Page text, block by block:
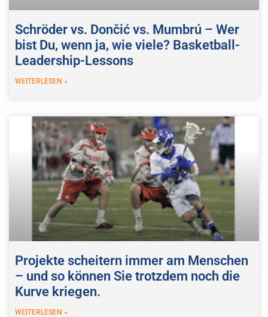
Schröder vs. Dončić vs. Mumbrú – Wer
bist Du, wenn ja, wie viele? Basketball-
Leadership-Lessons
WEITERLESEN »
Projekte scheitern immer am Menschen
– und so können Sie trotzdem noch die
Kurve kriegen.
WEITERLESEN »